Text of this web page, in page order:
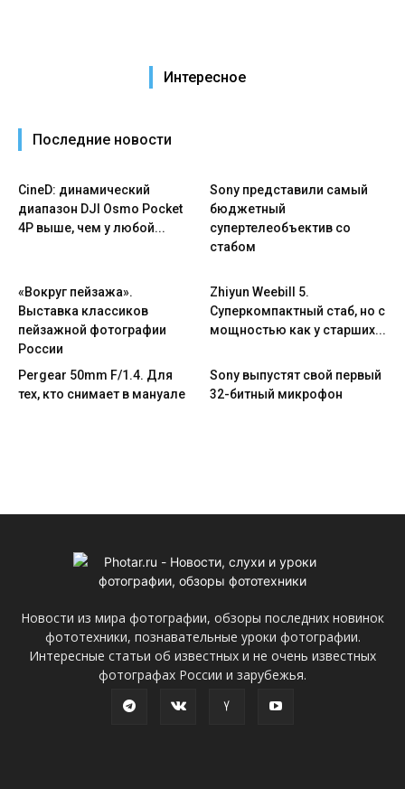
Интересное
Последние новости
CineD: динамический
диапазон DJI Osmo Pocket
4P выше, чем у любой...
Sony представили самый
бюджетный
супертелеобъектив со
стабом
«Вокруг пейзажа».
Выставка классиков
пейзажной фотографии
России
Zhiyun Weebill 5.
Cуперкомпактный стаб, но с
мощностью как у старших...
Pergear 50mm F/1.4. Для
тех, кто снимает в мануале
Sony выпустят свой первый
32-битный микрофон
Новости из мира фотографии, обзоры последних новинок
фототехники, познавательные уроки фотографии.
Интересные статьи об известных и не очень известных
фотографах России и зарубежья.